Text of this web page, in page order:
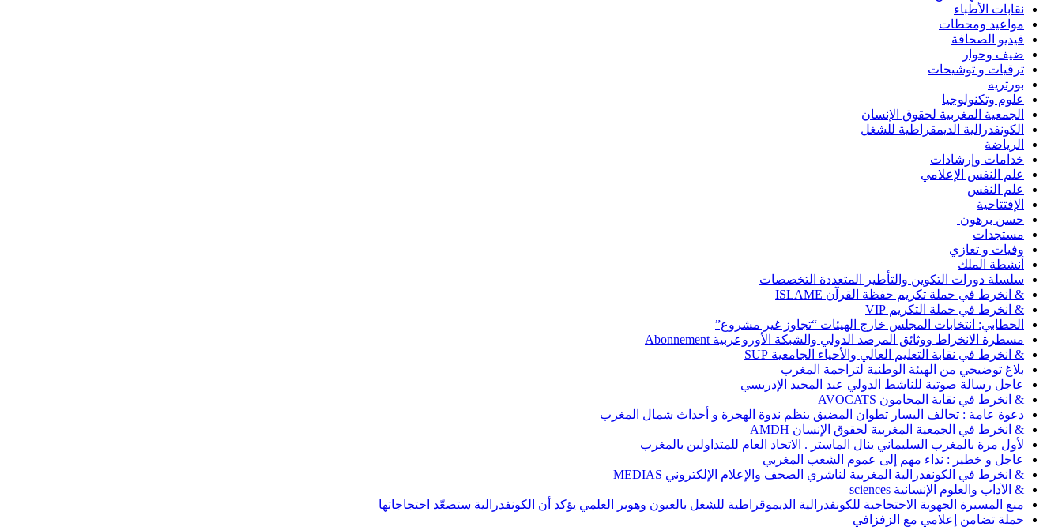
نقابات الأطباء
مواعيد ومحطات
فيديو الصحافة
ضيف وحوار
ترقيات و توشيحات
بورتريه
علوم وتكنولوجيا
الجمعية المغربية لحقوق الإنسان
الكونفدرالية الديمقراطية للشغل
الرياضة
خدامات وإرشادات
علم النفس الإعلامي
علم النفس
الإفتتاحية
حسن برهون
مستجدات
وفيات و تعازي
أنشطة الملك
سلسلة دورات التكوين والتأطير المتعددة التخصصات
& انخرط في حملة تكريم حفظة القرآن ISLAME
& انخرط في حملة التكريم VIP
الحطابي: انتخابات المجلس خارج الهيئات “تجاوز غير مشروع”
مسطرة الانخراط ووثائق المرصد الدولي والشبكة الأوروعربية Abonnement
& انخرط في نقابة التعليم العالي والأحياء الجامعية SUP
بلاغ توضيحي من الهيئة الوطنية لتراجمة المغرب
عاجل رسالة صوتية للناشط الدولي عبد المجيد الإدريسي
& انخرط في نقابة المحامون AVOCATS
دعوة عامة : تحالف اليسار تطوان المضيق ينظم ندوة الهجرة و أحداث شمال المغرب
& انخرط في الجمعية المغربية لحقوق الإنسان AMDH
لأول مرة بالمغرب السليماني ينال الماستر . الاتحاد العام للمتداولين بالمغرب
عاجل و خطير : نداء مهم إلى عموم الشعب المغربي
& انخرط في الكونفدرالية المغربية لناشري الصحف والإعلام الإلكتروني MEDIAS
& الآداب والعلوم الإنسانية sciences
منع المسيرة الجهوية الاحتجاجية للكونفدرالية الديموقراطية للشغل بالعيون وهوير العلمي يؤكد أن الكونفدرالية ستصعّد احتجاجاتها
حملة تضامن إعلامي مع الزفزافي